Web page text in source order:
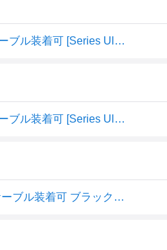
Apple Watch 充電スタンド シリコン製 横置きタイプ 小型 コンパクト ケーブル装着可 [Series Ultra 3/2/Ultra 11 10 9 8 7 6 5 4 3 2 1, SE 3/2/SE / 49mm 45mm 44mm 42mm 41mm 40mm 38mm]対応 ブラック AW-DSCHSBK
Apple Watch 充電スタンド シリコン製 横置きタイプ 小型 コンパクト ケーブル装着可 [Series Ultra
エレコム AW-DSCHSBK Apple Watch用シリコンスタンド コンパクト ケーブル装着可 ブラック 《納期未定》